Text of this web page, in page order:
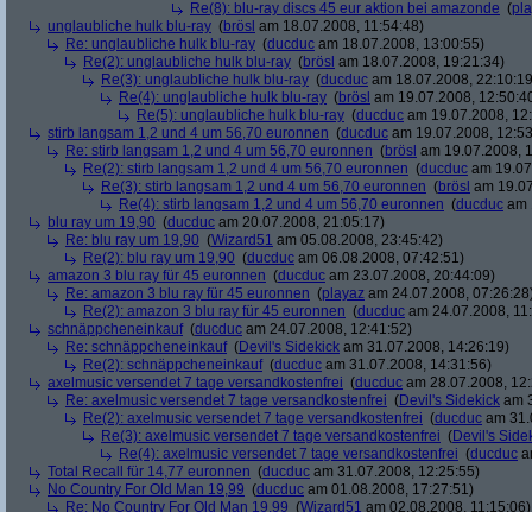
Re(8): blu-ray discs 45 eur aktion bei amazonde (
unglaubliche hulk blu-ray (brösl am 18.07.2008, 11:54:48)
Re: unglaubliche hulk blu-ray (ducduc am 18.07.2008, 13:00:55)
Re(2): unglaubliche hulk blu-ray (brösl am 18.07.2008, 19:21:34)
Re(3): unglaubliche hulk blu-ray (ducduc am 18.07.2008,
Re(4): unglaubliche hulk blu-ray (brösl am 19.07.2008,
Re(5): unglaubliche hulk blu-ray (ducduc am 19.07.2008,
stirb langsam 1,2 und 4 um 56,70 euronnen (ducduc am 19.07.2008,
Re: stirb langsam 1,2 und 4 um 56,70 euronnen (brösl am 19.07.2008,
Re(2): stirb langsam 1,2 und 4 um 56,70 euronnen (ducduc am
Re(3): stirb langsam 1,2 und 4 um 56,70 euronnen (brösl am
Re(4): stirb langsam 1,2 und 4 um 56,70 euronnen (ducduc am
blu ray um 19,90 (ducduc am 20.07.2008, 21:05:17)
Re: blu ray um 19,90 (Wizard51 am 05.08.2008, 23:45:42)
Re(2): blu ray um 19,90 (ducduc am 06.08.2008, 07:42:51)
amazon 3 blu ray für 45 euronnen (ducduc am 23.07.2008, 20:44:09)
Re: amazon 3 blu ray für 45 euronnen (playaz am 24.07.2008,
Re(2): amazon 3 blu ray für 45 euronnen (ducduc am 24.07.2008,
schnäppcheneinkauf(ducduc am 24.07.2008, 12:41:52)
Re: schnäppcheneinkauf(Devil's Sidekick am 31.07.2008, 14:26:19)
Re(2): schnäppcheneinkauf(ducduc am 31.07.2008, 14:31:56)
axelmusic versendet 7 tage versandkostenfrei (ducduc am 28.07.2008,
Re: axelmusic versendet 7 tage versandkostenfrei (Devil's Sidekick am
Re(2): axelmusic versendet 7 tage versandkostenfrei (ducduc am
Re(3): axelmusic versendet 7 tage versandkostenfrei (Devil's
Re(4): axelmusic versendet 7 tage versandkostenfrei (ducduc
Total Recall für 14,77 euronnen (ducduc am 31.07.2008, 12:25:55)
No Country For Old Man 19,99 (ducduc am 01.08.2008, 17:27:51)
Re: No Country For Old Man 19,99 (Wizard51 am 02.08.2008, 11:15:06)